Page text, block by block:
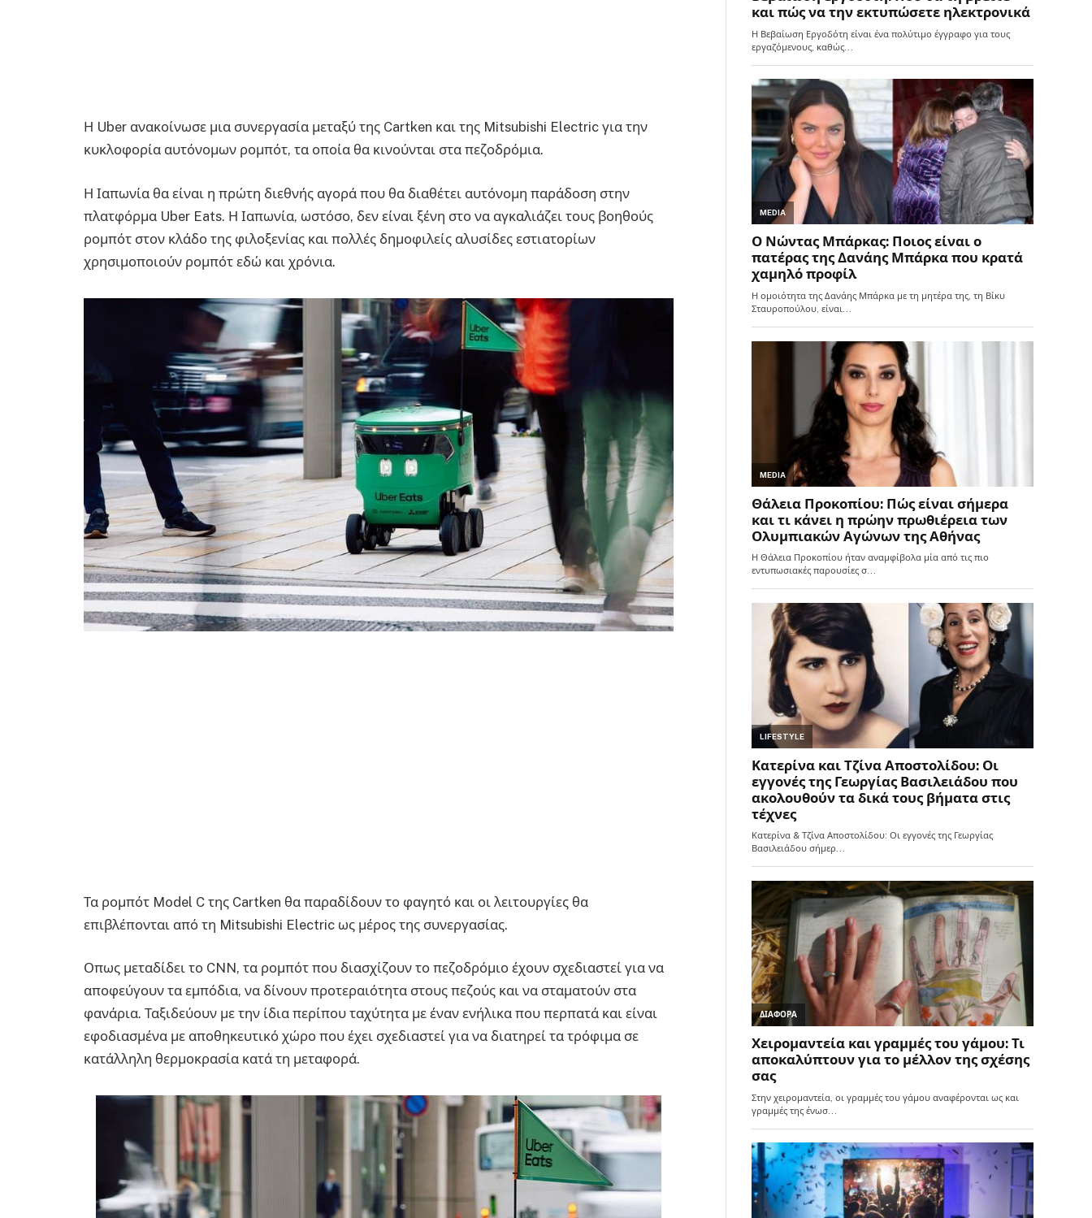
Η Uber ανακοίνωσε μια συνεργασία μεταξύ της Cartken και της Mitsubishi Electric για την
κυκλοφορία αυτόνομων ρομπότ, τα οποία θα κινούνται στα πεζοδρόμια.
Η Ιαπωνία θα είναι η πρώτη διεθνής αγορά που θα διαθέτει αυτόνομη παράδοση στην
πλατφόρμα Uber Eats. Η Ιαπωνία, ωστόσο, δεν είναι ξένη στο να αγκαλιάζει τους βοηθούς
ρομπότ στον κλάδο της φιλοξενίας και πολλές δημοφιλείς αλυσίδες εστιατορίων
χρησιμοποιούν ρομπότ εδώ και χρόνια.
Τα ρομπότ Model C της Cartken θα παραδίδουν το φαγητό και οι λειτουργίες θα
επιβλέπονται από τη Mitsubishi Electric ως μέρος της συνεργασίας.
Οπως μεταδίδει το CNN, τα ρομπότ που διασχίζουν το πεζοδρόμιο έχουν σχεδιαστεί για να
αποφεύγουν τα εμπόδια, να δίνουν προτεραιότητα στους πεζούς και να σταματούν στα
φανάρια. Ταξιδεύουν με την ίδια περίπου ταχύτητα με έναν ενήλικα που περπατά και είναι
εφοδιασμένα με αποθηκευτικό χώρο που έχει σχεδιαστεί για να διατηρεί τα τρόφιμα σε
κατάλληλη θερμοκρασία κατά τη μεταφορά.